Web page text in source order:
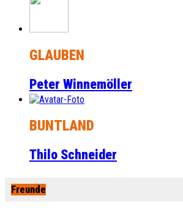
GLAUBEN
Peter Winnemöller
BUNTLAND
Thilo Schneider
Freunde